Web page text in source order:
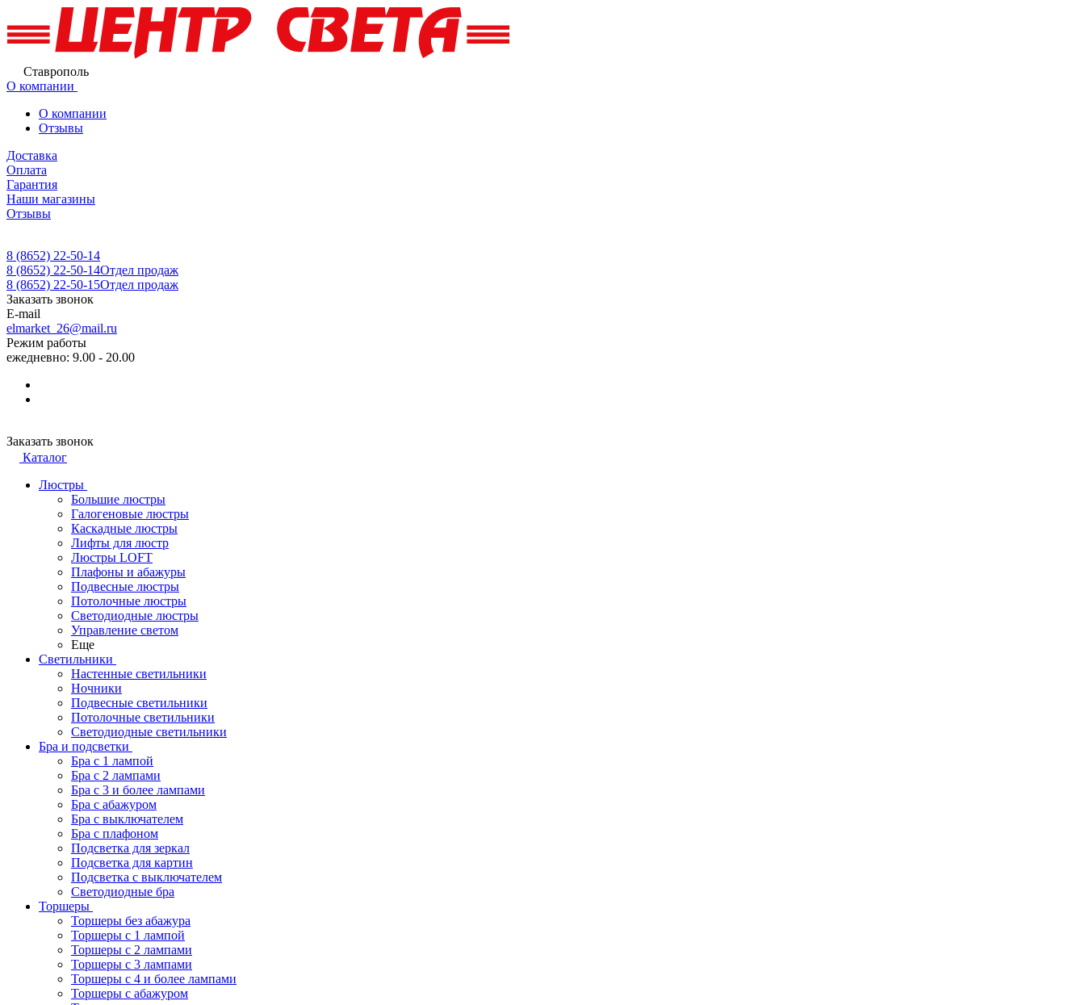
Ставрополь
О компании
О компании
Отзывы
Доставка
Оплата
Гарантия
Наши магазины
Отзывы
8 (8652) 22-50-14
8 (8652) 22-50-14Отдел продаж
8 (8652) 22-50-15Отдел продаж
Заказать звонок
E-mail
elmarket_26@mail.ru
Режим работы
ежедневно: 9.00 - 20.00
Заказать звонок
Каталог
Люстры
Большие люстры
Галогеновые люстры
Каскадные люстры
Лифты для люстр
Люстры LOFT
Плафоны и абажуры
Подвесные люстры
Потолочные люстры
Светодиодные люстры
Управление светом
Еще
Светильники
Настенные светильники
Ночники
Подвесные светильники
Потолочные светильники
Светодиодные светильники
Бра и подсветки
Бра с 1 лампой
Бра с 2 лампами
Бра с 3 и более лампами
Бра с абажуром
Бра с выключателем
Бра с плафоном
Подсветка для зеркал
Подсветка для картин
Подсветка с выключателем
Светодиодные бра
Торшеры
Торшеры без абажура
Торшеры с 1 лампой
Торшеры с 2 лампами
Торшеры с 3 лампами
Торшеры с 4 и более лампами
Торшеры с абажуром